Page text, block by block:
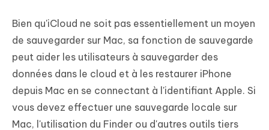
Bien qu'iCloud ne soit pas essentiellement un moyen
de sauvegarder sur Mac, sa fonction de sauvegarde
peut aider les utilisateurs à sauvegarder des
données dans le cloud et à les restaurer iPhone
depuis Mac en se connectant à l'identifiant Apple. Si
vous devez effectuer une sauvegarde locale sur
Mac, l'utilisation du Finder ou d'autres outils tiers